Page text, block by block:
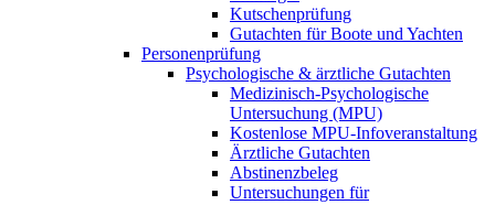
Kutschenprüfung
Gutachten für Boote und Yachten
Personenprüfung
Psychologische & ärztliche Gutachten
Medizinisch-Psychologische
Untersuchung (MPU)
Kostenlose MPU-Infoveranstaltung
Ärztliche Gutachten
Abstinenzbeleg
Untersuchungen für